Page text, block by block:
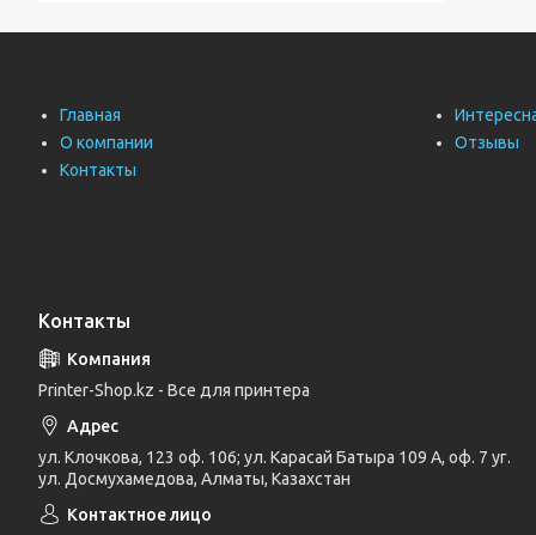
Главная
О компании
Контакты
Отзывы
Контакты
Printer-Shop.kz - Все для принтера
ул. Клочкова, 123 оф. 106; ул. Карасай Батыра 109 А, оф. 7 уг.
ул. Досмухамедова, Алматы, Казахстан